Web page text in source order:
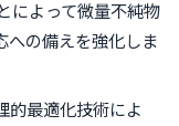
によって微量不純物
への備えを強化しま
的最適化技術によ